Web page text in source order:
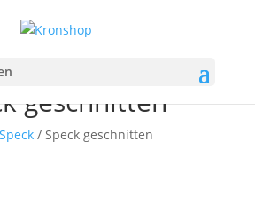
geschnitten
Speck / Speck geschnitten